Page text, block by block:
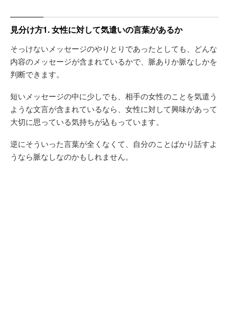
見分け方1. 女性に対して気遣いの言葉があるか
そっけないメッセージのやりとりであったとしても、どんな
内容のメッセージが含まれているかで、脈ありか脈なしかを
判断できます。
短いメッセージの中に少しでも、相手の女性のことを気遣う
ような文言が含まれているなら、女性に対して興味があって
大切に思っている気持ちが込もっています。
逆にそういった言葉が全くなくて、自分のことばかり話すよ
うなら脈なしなのかもしれません。